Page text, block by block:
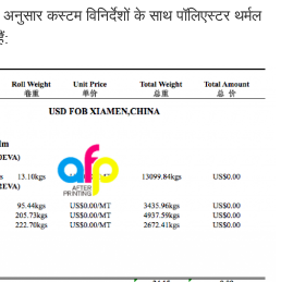
कस्टम विनिर्देशों के साथ पॉलिएस्टर थर्मल